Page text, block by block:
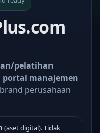
pelatihan
portal manajemen
perusahaan
(aset digital). Tidak